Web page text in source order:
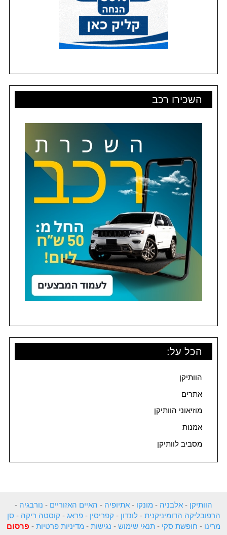
השכירו רכב
הכל על:
הוותיקן
אתרים
מוזיאוני הוותיקן
אמנות
מסביב לוותיקן
הוותיקן - אלבניה - מונקו - אתיופיה - האיים האזוריים - נורבגיה -
הרפובליקה הדומיניקנית -לונדון - קפריסין -פראג - קוסטה ריקה - סן
מרינו - חופשת סקי - תנאי שימוש - נגישות - מדיניות פרטיות - פרסום